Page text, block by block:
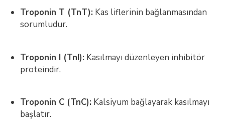
Troponin T (TnT): Kas liflerinin bağlanmasından
sorumludur.
Troponin I (TnI): Kasılmayı düzenleyen inhibitör
proteindir.
Troponin C (TnC): Kalsiyum bağlayarak kasılmayı
başlatır.